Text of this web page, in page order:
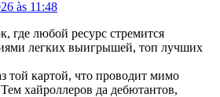
às 11:48
где любой ресурс стремится
легких выигрышей, топ лучших
той картой, что проводит мимо
хайроллеров да дебютантов,